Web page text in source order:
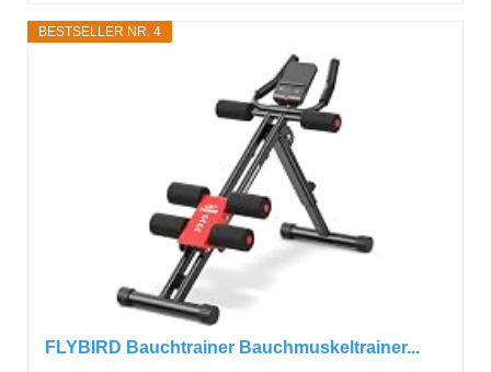
BESTSELLER NR. 4
FLYBIRD Bauchtrainer Bauchmuskeltrainer...